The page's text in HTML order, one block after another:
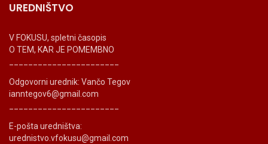
UREDNIŠTVO
V FOKUSU, spletni časopis
O TEM, KAR JE POMEMBNO
Odgovorni urednik: Vančo Tegov
ianntegov6@gmail.com
E-pošta uredništva:
urednistvo.vfokusu@gmail.com